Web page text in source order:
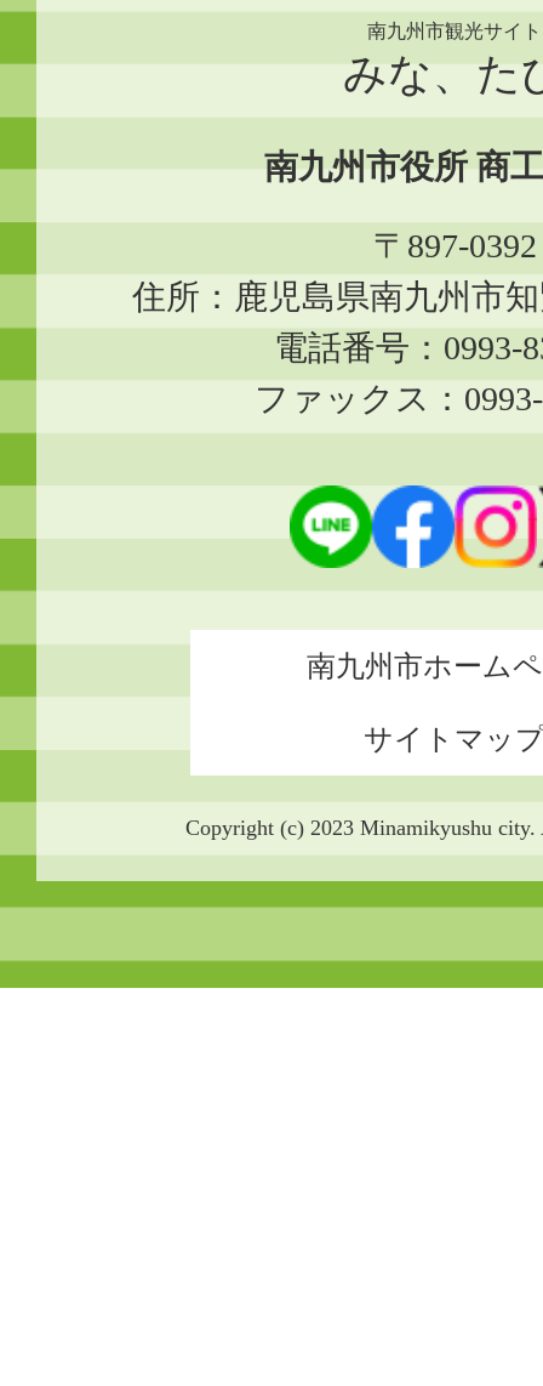
南九州市観光サイト
みな、た
南九州市役所 商
〒897-0392
住所：鹿児島県南九州市
電話番号：0993-
ファックス：
南九州市ホーム
サイトマッ
Copyright (c) 2023 Minamikyushu city.